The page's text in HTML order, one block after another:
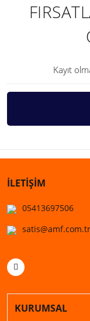
İLETİŞİM
05413697506
satis@amf.com.tr
KURUMSAL